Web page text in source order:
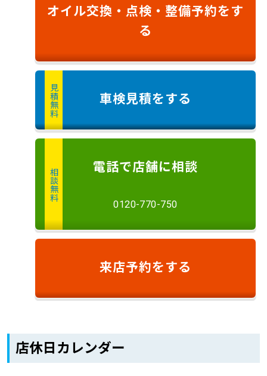
オイル交換・ 点検・ 整備予約をす
る
見積無料 車検見積をする
相談無料
電話で店舗に相談
0120-770-750
来店予約をする
店休日カレンダー